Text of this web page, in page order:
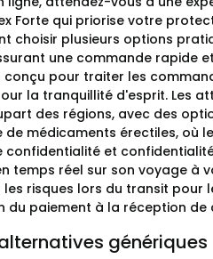
Forte qui priorise votre
choisir plusieurs options
une commande rapide
pour traiter les
la tranquillité d'esprit. Les
des régions, avec des
médicaments érectiles, où
et
temps réel sur son voyage
risques lors du transit pour
paiement à la réception de
génériques